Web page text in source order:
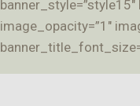
image_opacity=”1″